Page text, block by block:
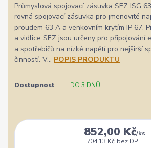
Průmyslová spojovací zásuvka SEZ ISG
rovná spojovací zásuvka pro jmenovité
proudem 63 A a venkovním krytím IP 67.
a vidlice SEZ jsou určeny pro připojování
a spotřebičů na nízké napětí pro nejširší
činností. V... POPIS PRODUKTU
Dostupnost DO 3 DNŮ
852,00 Kč/ks
704,13 Kč bez DPH